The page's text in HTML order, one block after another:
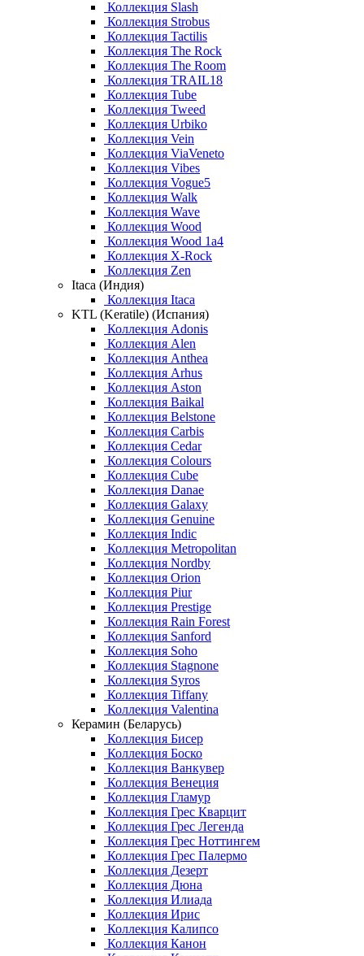
Коллекция Slash
Коллекция Strobus
Коллекция Tactilis
Коллекция The Rock
Коллекция The Room
Коллекция TRAIL18
Коллекция Tube
Коллекция Tweed
Коллекция Urbiko
Коллекция Vein
Коллекция ViaVeneto
Коллекция Vibes
Коллекция Vogue5
Коллекция Walk
Коллекция Wave
Коллекция Wood
Коллекция Wood 1a4
Коллекция X-Rock
Коллекция Zen
Itaca (Индия)
Коллекция Itaca
KTL (Keratile) (Испания)
Коллекция Adonis
Коллекция Alen
Коллекция Anthea
Коллекция Arhus
Коллекция Aston
Коллекция Baikal
Коллекция Belstone
Коллекция Carbis
Коллекция Cedar
Коллекция Colours
Коллекция Cube
Коллекция Danae
Коллекция Galaxy
Коллекция Genuine
Коллекция Indic
Коллекция Metropolitan
Коллекция Nordby
Коллекция Orion
Коллекция Piur
Коллекция Prestige
Коллекция Rain Forest
Коллекция Sanford
Коллекция Soho
Коллекция Stagnone
Коллекция Syros
Коллекция Tiffany
Коллекция Valentina
Керамин (Беларусь)
Коллекция Бисер
Коллекция Боско
Коллекция Ванкувер
Коллекция Венеция
Коллекция Гламур
Коллекция Грес Кварцит
Коллекция Грес Легенда
Коллекция Грес Ноттингем
Коллекция Грес Палермо
Коллекция Дезерт
Коллекция Дюна
Коллекция Илиада
Коллекция Ирис
Коллекция Калипсо
Коллекция Канон